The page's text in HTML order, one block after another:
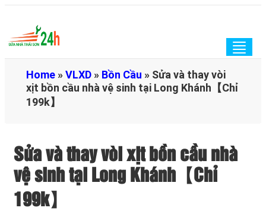
Home »VLXD » Bồn Cầu » Sửa và thay vòi
xịt bồn cầu nhà vệ sinh tại Long Khánh【Chỉ
199k】
Sửa và thay vòi xịt bồn cầu nhà
vệ sinh tại Long Khánh【Chỉ
199k】